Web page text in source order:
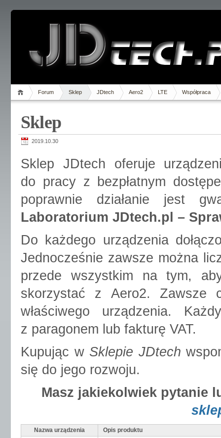
Forum Sklep JDtech Aero2 LTE Współpraca
Sklep
2019.10.30
Sklep JDtech oferuje
do pracy z bezpłatnym
poprawnie działanie jest
Laboratorium JDtech.pl –
Do każdego urządzenia
Jednocześnie zawsze można
przede wszystkim na tym,
skorzystać z Aero2. Zawsze
właściwego urządzenia.
z paragonem lub fakturę VAT.
Kupując w Sklepie JDtech
się do jego rozwoju.
Masz jakiekolwiek pytanie
Nazwa urządzenia
Opis produktu